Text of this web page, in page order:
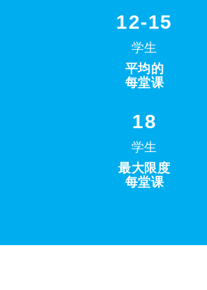
12-15
学生
平均的
每堂课
18
学生
最大限度
每堂课